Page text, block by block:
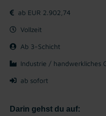
ab EUR 2.902,74
Vollzeit
Ab 3-Schicht
Industrie / handwerkliches
ab sofort
Darin gehst du auf: